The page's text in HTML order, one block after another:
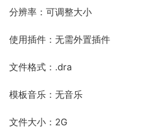
分辨率：可调整大小
使用插件：无需外置插件
文件格式：.dra
模板音乐：无音乐
文件大小：2G